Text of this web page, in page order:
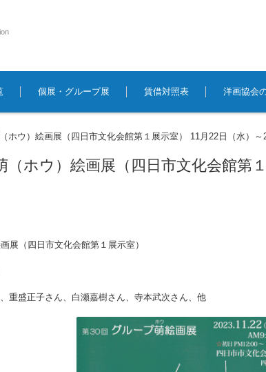
個展・グループ展 賃借対照表 洋画協会
ホウ）絵画展（四日市文化会館第１展示室） 11月22日（水）～
（ホウ）絵画展（四日市文化会館第
展（四日市文化会館第１展示室）
重盛正子さん、白瀬嘉樹さん、寺本武次さん、他